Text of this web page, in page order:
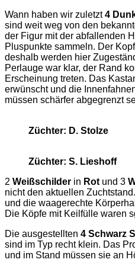
Wann haben wir zuletzt4
sind weit weg von den
der Figur mit der abfallenden
Pluspunkte sammeln. Der
deshalb werden hier
Perlauge war klar, der Rand
Erscheinung treten. Das
erwünscht und die
müssen schärfer abgegrenzt
Züchter: D. Stolze
Züchter: S. Lieshoff
2 Weißschilder in Rot und 3
nicht den aktuellen
und die waagerechte
Die Köpfe mit Keilfülle waren
Die ausgestellten 4 Schwarz
sind im Typ recht klein. Das
und im Stand müssen sie an